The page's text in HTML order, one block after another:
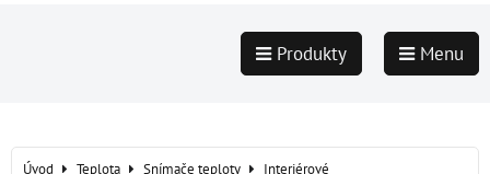
Produkty Menu
Úvod Teplota Snímače teploty Interiérové